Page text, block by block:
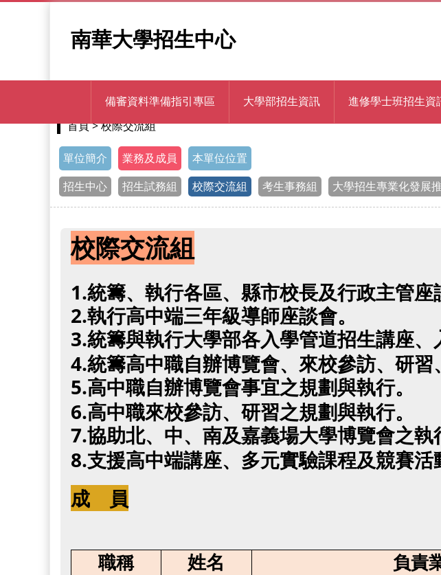
南華大學招生中心
首頁> 校際交流組
單位簡介 業務及成員 本單位位置
招生中心 招生試務組 校際交流組 考生事務組 大學招生專業化發展
校際交流組
1.統籌、執行各區、縣市校長及行政主管座
2.執行高中端三年級導師座談會。
3.統籌與執行大學部各入學管道招生講座、
4.統籌高中職自辦博覽會、來校參訪、研習
5.高中職自辦博覽會事宜之規劃與執行。
6.高中職來校參訪、研習之規劃與執行。
7.協助北、中、南及嘉義場大學博覽會之執
8.支援高中端講座、多元實驗課程及競賽
成 員
職稱 姓名 負責
備審資料準備指引專區 大學部招生資訊 進修學士班招生資